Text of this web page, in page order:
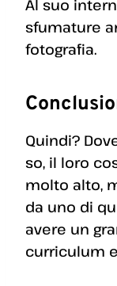
Al suo
sfumature
fotografia.
Quindi?
so, il loro
molto alto,
da uno di
avere un
curriculum